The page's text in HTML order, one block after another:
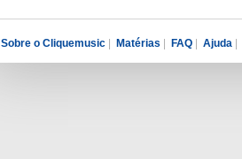
Sobre o Cliquemusic | Matérias | FAQ | Ajuda |